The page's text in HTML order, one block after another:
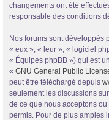
changements ont été
responsable des conditions
Nos forums sont développés
« eux », « leur », « logiciel
« Équipes phpBB ») qui est
« GNU General Public
peut être téléchargé depuis
seulement les discussions
de ce que nous acceptons
permis. Pour de plus amples